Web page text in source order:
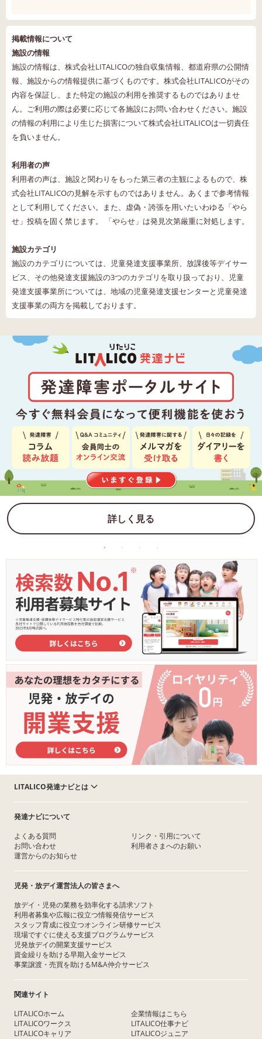
掲載情報について
施設の情報
施設の情報は、株式会社LITALICOの独自収集情報、都道府県の公開情
報、施設からの情報提供に基づくものです。株式会社LITALICOがその
内容を保証し、また特定の施設の利用を推奨するものではありませ
ん。ご利用の際は必要に応じて各施設にお問い合わせください。施設
の情報の利用により生じた損害について株式会社LITALICOは一切責任
を負いません。
利用者の声
利用者の声は、施設と関わりをもった第三者の主観によるもので、株
式会社LITALICOの見解を示すものではありません。あくまで参考情報
として利用してください。また、虚偽・誇張を用いたいわゆる「やら
せ」投稿を固く禁じます。 「やらせ」は発見次第厳重に対処します。
施設カテゴリ
施設のカテゴリについては、児童発達支援事業所、放課後等デイサー
ビス、その他発達支援施設の3つのカテゴリを取り扱っており、児童
発達支援事業所については、地域の児童発達支援センターと児童発達
支援事業の両方を掲載しております。
詳しく見る
LITALICO発達ナビとは
発達ナビについて
よくある質問
お問い合わせ
運営からのお知らせ
リンク・引用について
利用者さまへのお願い
児発・放デイ運営法人の皆さまへ
放デイ・児発の業務を効率化する請求ソフト
利用者募集や広報に役立つ情報発信サービス
スタッフ育成に役立つオンライン研修サービス
現場ですぐに使える支援プログラムサービス
児発放デイの開業支援サービス
資金繰りを助ける早期入金サービス
事業譲渡・売買を助けるM&A仲介サービス
関連サイト
LITALICOホーム
LITALICOワークス
LITALICOキャリア
企業情報はこちら
LITALICO仕事ナビ
LITALICOジュニア